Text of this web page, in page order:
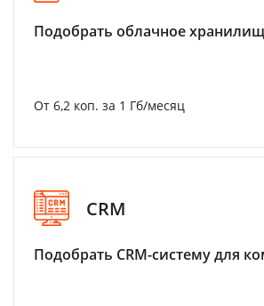
Подобрать облачное
От 6,2 коп. за 1 Гб/месяц
CRM
Подобрать CRM-систему для